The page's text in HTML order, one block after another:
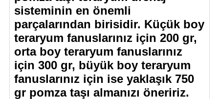
sisteminin en önemli
parçalarından birisidir. Küçük boy
teraryum fanuslarınız için 200 gr,
orta boy teraryum fanuslarınız
için 300 gr, büyük boy teraryum
fanuslarınız için ise yaklaşık 750
gr pomza taşı almanızı öneririz.